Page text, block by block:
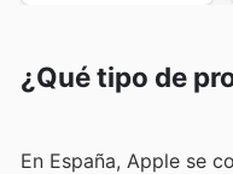
¿Qué tipo de
En España, Apple se